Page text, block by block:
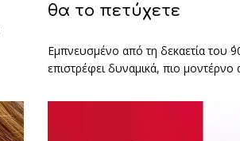
θα το πετύχετε
Εμπνευσμένο από τη δεκαετία του
επιστρέφει δυναμικά, πιο μοντέρνο